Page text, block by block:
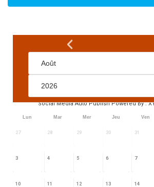
Lun Mar Mer Jeu Ven
27 28 29 30 31
3 4 5 6 7
10 11 12 13 14
Social Media Auto PublishPowered By :